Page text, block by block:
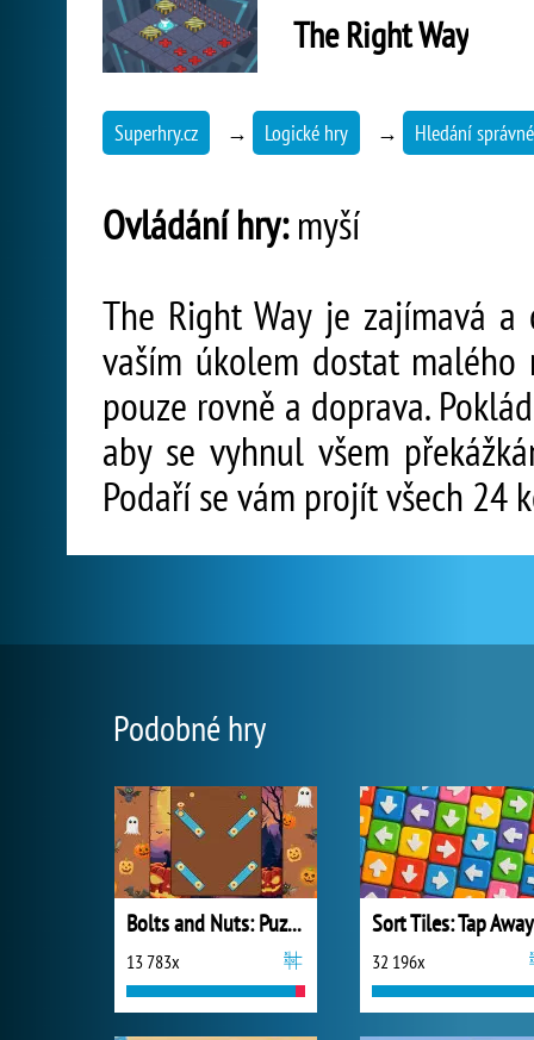
The Right Way
Superhry.cz → Logické hry → Hledání
Ovládání hry:myší
The Right Way je zajímavá
vaším úkolem dostat
pouze rovně a doprava.
aby se vyhnul všem
Podaří se vám projít všech 24
Podobné hry
Bolts and Nuts: Puzzle
13 783x
Sort Tiles: Tap Away
32 196x